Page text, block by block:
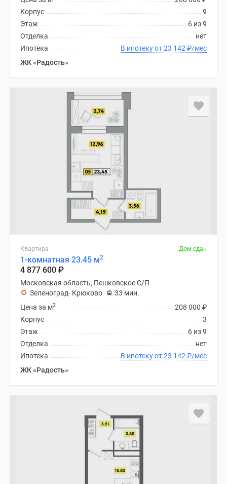
9
Корпус
6 из 9
Этаж
нет
Отделка
В ипотеку от 23 142 ₽/мес
Ипотека
ЖК «Радость»
Квартира Дом сдан
1-комнатная 23.45 м2
4 877 600 ₽
Московская область, Пешковское С/П
Зеленоград- Крюково
33 мин.
208 000 ₽
Цена за м2
3
Корпус
6 из 9
Этаж
нет
Отделка
В ипотеку от 23 142 ₽/мес
Ипотека
ЖК «Радость»